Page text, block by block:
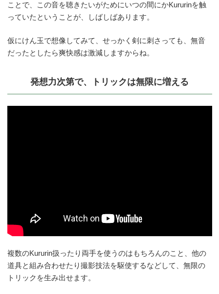
ことで、この音を聴きたいがためにいつの間にかKururinを触
っていたということが、しばしばあります。
仮にけん玉で想像してみて、せっかく剣に刺さっても、無音
だったとしたら爽快感は激減しますからね。
発想力次第で、トリックは無限に増える
複数のKururin扱ったり両手を使うのはもちろんのこと、他の
道具と組み合わせたり撮影技法を駆使するなどして、無限の
トリックを生み出せます。